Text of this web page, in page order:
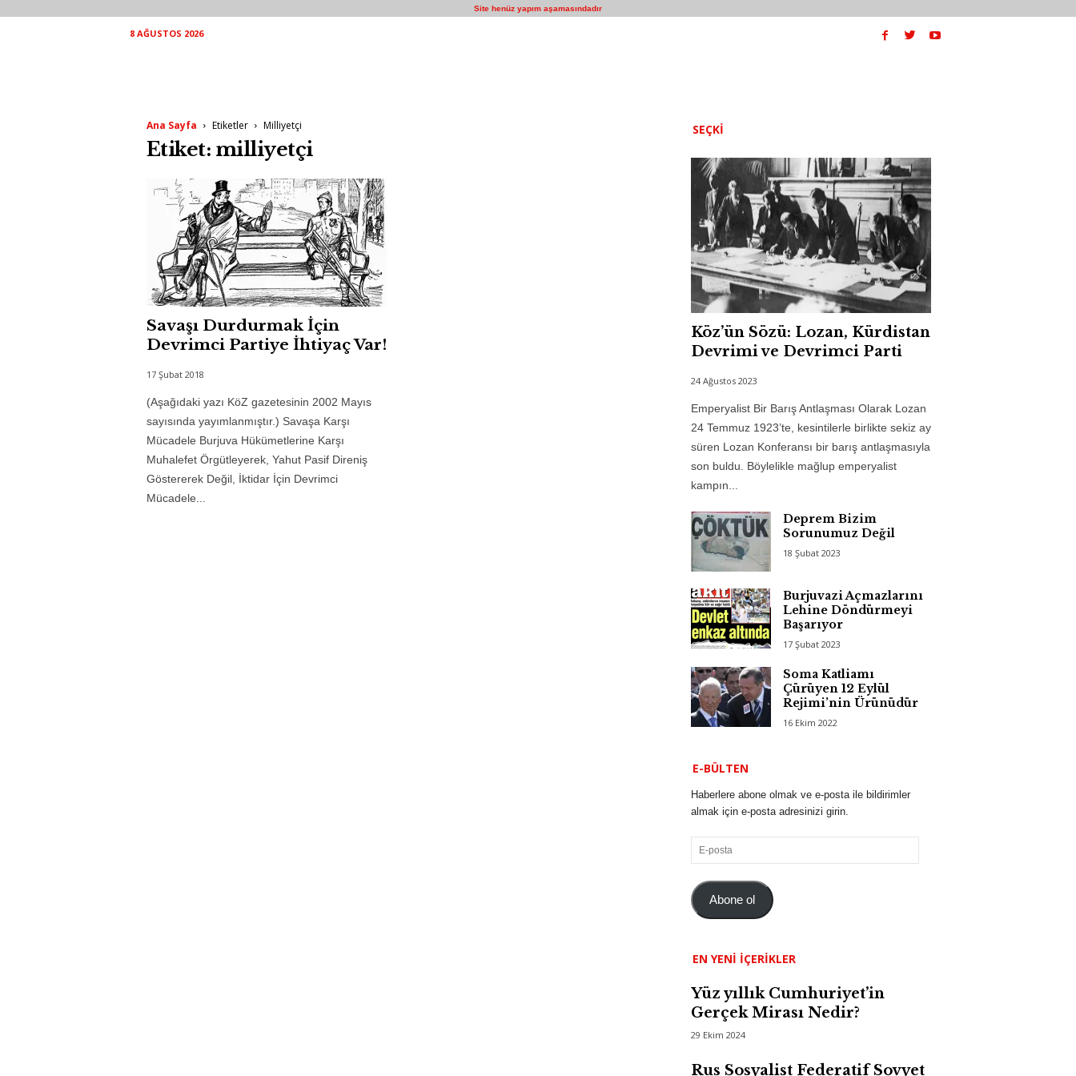
Site henüz yapım aşamasındadır
8 AĞUSTOS 2026
Ana Sayfa Etiketler Milliyetçi
Etiket: milliyetçi
Savaşı Durdurmak İçin
Devrimci Partiye İhtiyaç Var!
17 Şubat 2018
(Aşağıdaki yazı KöZ gazetesinin 2002 Mayıs
sayısında yayımlanmıştır.) Savaşa Karşı
Mücadele Burjuva Hükümetlerine Karşı
Muhalefet Örgütleyerek, Yahut Pasif Direniş
Göstererek Değil, İktidar İçin Devrimci
Mücadele...
SEÇKI
Köz’ün Sözü: Lozan, Kürdistan
Devrimi ve Devrimci Parti
24 Ağustos 2023
Emperyalist Bir Barış Antlaşması Olarak Lozan
24 Temmuz 1923’te, kesintilerle birlikte sekiz ay
süren Lozan Konferansı bir barış antlaşmasıyla
son buldu. Böylelikle mağlup emperyalist
kampın...
Deprem Bizim
Sorunumuz Değil
18 Şubat 2023
Burjuvazi Açmazlarını
Lehine Döndürmeyi
Başarıyor
17 Şubat 2023
Soma Katliamı
Çürüyen 12 Eylül
Rejimi’nin Ürünüdür
16 Ekim 2022
E-BÜLTEN
Haberlere abone olmak ve e-posta ile bildirimler
almak için e-posta adresinizi girin.
E-
posta
Abone ol
EN YENI İÇERIKLER
Yüz yıllık Cumhuriyet’in
Gerçek Mirası Nedir?
29 Ekim 2024
Rus Sosyalist Federatif Sovyet